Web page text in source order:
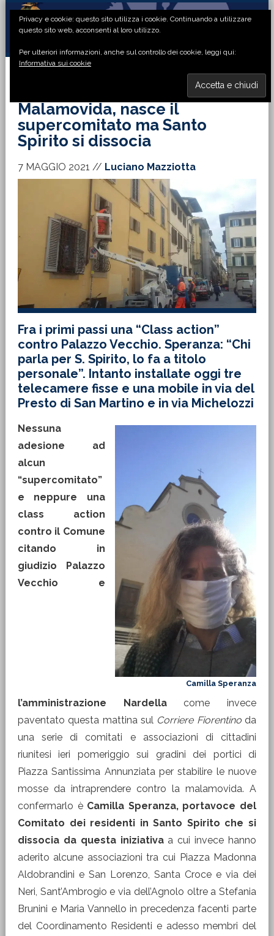
Passa
primaria
Passa
principale
Passa
laterale
Passa
di
Malamovida, nasce il
supercomitato ma Santo
Spirito si dissocia
7 MAGGIO 2021 // Luciano Mazziotta
Fra i primi passi una “Class action”
contro Palazzo Vecchio. Speranza: “Chi
parla per S. Spirito, lo fa a titolo
personale”. Intanto installate oggi tre
telecamere fisse e una mobile in via del
Presto di San Martino e in via Michelozzi
Camilla Speranza
Nessuna
adesione ad
alcun
“supercomitato”
e neppure una
class action
contro il Comune
citando in
giudizio Palazzo
Vecchio e
l’amministrazione Nardellacome invece
paventato questa mattina sul Corriere Fiorentinoda
una serie di comitati e associazioni di cittadini
riunitesi ieri pomeriggio sui gradini dei portici di
Piazza Santissima Annunziata per stabilire le nuove
mosse da intraprendere contro la malamovida. A
confermarlo è Camilla Speranza, portavoce del
Comitato dei residenti in Santo Spirito che si
dissocia da questa iniziativaa cui invece hanno
aderito alcune associazioni tra cui Piazza Madonna
Aldobrandini e San Lorenzo, Santa Croce e via dei
Neri, Sant’Ambrogio e via dell’Agnolo oltre a Stefania
Brunini e Maria Vannello in precedenza facenti parte
del Coordinamento Residenti e adesso membri del
Privacy e cookie: questo sito utilizza i cookie. Continuando a utilizzare
questo sito web, acconsenti al loro utilizzo.
Per ulteriori informazioni, anche sul controllo dei cookie, leggi qui:
Informativa sui cookie